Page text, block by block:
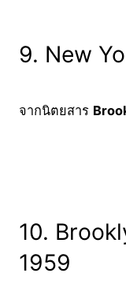
9. New
จากนิตยสาร
10.
1959